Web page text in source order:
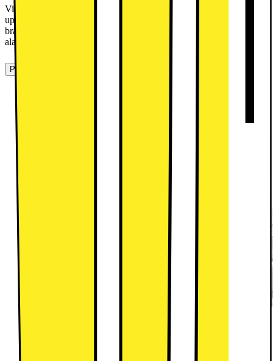
Vid installation av diskmaskin krävs ett oskadat, vattentätt och
uppsamlande tråg tillsammans med ett vattenlarm som möter aktuella
branschkrav. Dessa köps separat. Tråg (varukod: 1017937) och
alarm (varukod: 1017924).
Produktbeskrivning
Skinande ren disk, färre vattenfläckar